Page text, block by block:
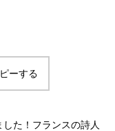
ーする
た！フランスの詩人